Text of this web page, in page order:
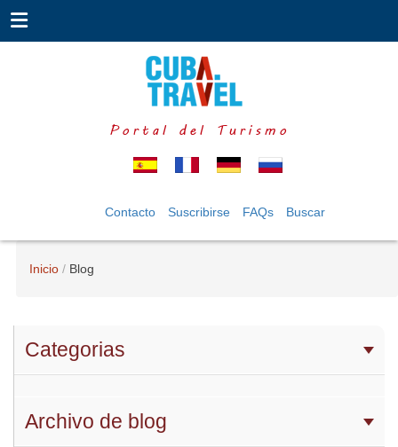
Portal del Turismo
Contacto Suscribirse FAQs Buscar
Inicio Blog
Categorias
Archivo de blog